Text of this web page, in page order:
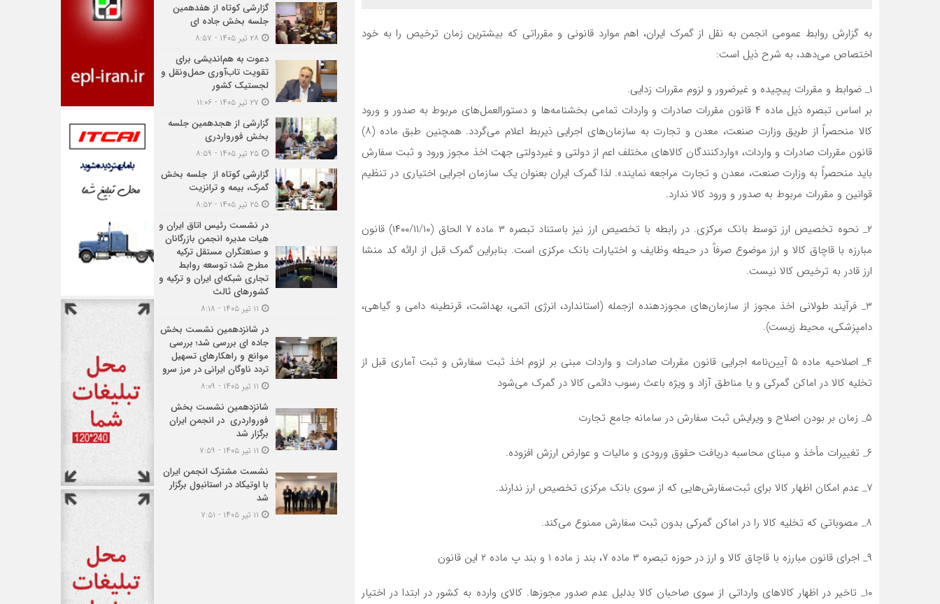
به گزارش روابط عمومی انجمن به نقل از گمرک ایران، اهم موارد قانونی و مقرراتی که بیشترین زمان ترخیص را به خود
اختصاص می‌دهد، به شرح ذیل است:
۱_ ضوابط و مقررات پیچیده و غیرضرور و لزوم مقررات زدایی.
بر اساس تبصره ذیل ماده ۴ قانون مقررات صادرات و واردات تمامی بخشنامه‌ها و دستورالعمل‌های مربوط به صدور و ورود
کالا منحصراً از طریق وزارت صنعت، معدن و تجارت به سازمان‌های اجرایی ذیربط اعلام می‌گردد. همچنین طبق ماده (۸)
قانون مقررات صادرات و واردات، «واردکنندگان کالاهای مختلف اعم از دولتی و غیردولتی جهت اخذ مجوز ورود و ثبت سفارش
باید منحصراً به وزارت صنعت، معدن و تجارت مراجعه نمایند». لذا گمرک ایران بعنوان یک سازمان اجرایی اختیاری در تنظیم
قوانین و مقررات مربوط به صدور و ورود کالا ندارد.
۲_ نحوه تخصیص ارز توسط بانک مرکزی. در رابطه با تخصیص ارز نیز باستناد تبصره ۳ ماده ۷ الحاق (۱۴۰۰/۱۱/۱۰) قانون
مبارزه با قاچاق کالا و ارز موضوع صرفاً در حیطه وظایف و اختیارات بانک مرکزی است. بنابراین گمرک قبل از ارائه کد منشا
ارز قادر به ترخیص کالا نیست.
۳_ فرآیند طولانی اخذ مجوز از سازمان‌های مجوزدهنده ازجمله (استاندارد، انرژی اتمی، بهداشت، قرنطینه دامی و گیاهی،
دامپزشکی، محیط زیست).
۴_ اصلاحیه ماده ۵ آیین‌نامه اجرایی قانون مقررات صادرات و واردات مبنی بر لزوم اخذ ثبت سفارش و ثبت آماری قبل از
تخلیه کالا در اماکن گمرکی و یا مناطق آزاد و ویژه باعث رسوب دائمی کالا در گمرک می‌شود
۵_ زمان بر بودن اصلاح و ویرایش ثبت سفارش در سامانه جامع تجارت
۶_ تغییرات مأخذ و مبنای محاسبه دریافت حقوق ورودی و مالیات و عوارض ارزش افزوده.
۷_ عدم امکان اظهار کالا برای ثبت‌سفارش‌هایی که از سوی بانک مرکزی تخصیص ارز ندارند.
۸_ مصوباتی که تخلیه کالا را در اماکن گمرکی بدون ثبت سفارش ممنوع می‌کند.
۹_ اجرای قانون مبارزه با قاچاق کالا و ارز در حوزه تبصره ۳ ماده ۷، بند ز ماده ۱ و بند پ ماده ۲ این قانون
۱۰_ تاخیر در اظهار کالاهای وارداتی از سوی صاحبان کالا بدلیل عدم صدور مجوزها. کالای وارده به کشور در ابتدا در اختیار
گزارشی کوتاه از هفدهمین
جلسه بخش جاده ای
دعوت به هم‌اندیشی برای
تقویت تاب‌آوری حمل‌ونقل و
لجستیک کشور
گزارشی از هجدهمین جلسه
بخش فورواردری
۲۵ تیر ۱۴۰۵ - ۸:۵۹
گزارشی کوتاه از جلسه بخش
گمرک، بیمه و ترانزیت
۲۵ تیر ۱۴۰۵ - ۸:۵۲
در نشست رئیس اتاق ایران و
هیات مدیره انجمن بازرگانان
و صنعتگران مستقل ترکیه
مطرح شد؛ توسعه روابط
تجاری شبکه‌ای ایران و ترکیه و
کشورهای ثالث
در شانزدهمین نشست بخش
جاده ای بررسی شد؛ بررسی
موانع و راهکارهای تسهیل
تردد ناوگان ایرانی در مرز سرو
شانزدهمین نشست بخش
فورواردری در انجمن ایران
برگزار شد
نشست مشترک انجمن ایران
با اوتیکاد در استانبول برگزار
شد